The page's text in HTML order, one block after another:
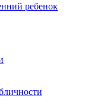
ребенок